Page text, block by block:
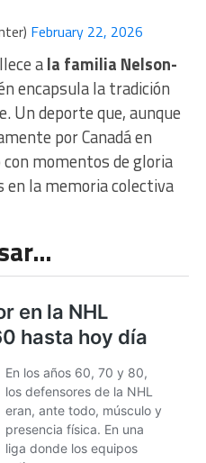
February 22, 2026
ala familia Nelson-
encapsula la tradición
Un deporte que, aunque
por Canadá en
momentos de gloria
en la memoria colectiva